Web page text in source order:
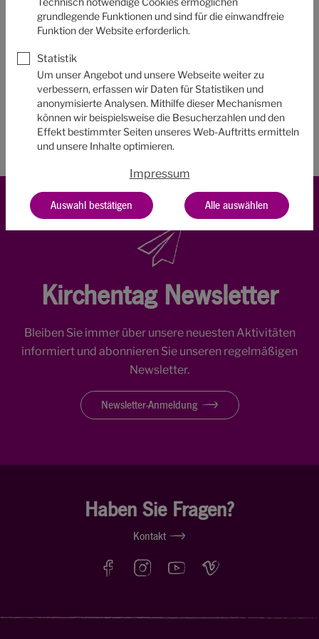
adressierten Mailing.
abwarten.
Newsletter abonnieren
Kirchentag Newsletter
Bleiben Sie immer über unsere neuesten Aktivitäten
informiert und abonnieren Sie unseren regelmäßigen
Newsletter.
Newsletter-Anmeldung
Haben Sie Fragen?
Kontakt
grundlegende Funktionen und sind für die einwandfreie
Funktion der Website erforderlich.
Statistik
Um unser Angebot und unsere Webseite weiter zu
verbessern, erfassen wir Daten für Statistiken und
anonymisierte Analysen. Mithilfe dieser Mechanismen
können wir beispielsweise die Besucherzahlen und den
Effekt bestimmter Seiten unseres Web-Auftritts ermitteln
und unsere Inhalte optimieren.
Impressum
Auswahl bestätigen Alle auswählen